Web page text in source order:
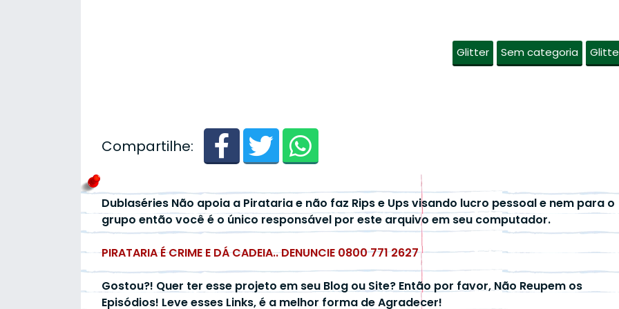
Glitter Sem categoria
Compartilhe:
Dublaséries Não apoia a Pirataria e não faz Rips e Ups visando lucro pessoal e nem para o
grupo então você é o único responsável por este arquivo em seu computador.
PIRATARIA É CRIME E DÁ CADEIA.. DENUNCIE 0800 771 2627
Gostou?! Quer ter esse projeto em seu Blog ou Site? Então por favor, Não Reupem os
Episódios! Leve esses Links, é a melhor forma de Agradecer!